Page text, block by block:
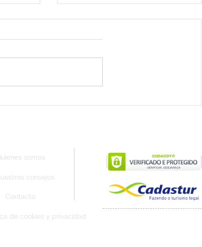
somos
consejos
Contacto
de cookies y privacidad